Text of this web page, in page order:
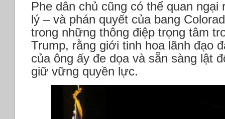
Phe dân chủ cũng có thể quan
lý – và phán quyết của bang
trong những thông điệp trọng tâm
Trump, rằng giới tinh hoa lãnh đạo
của ông ấy đe dọa và sẵn sàng lật
giữ vững quyền lực.